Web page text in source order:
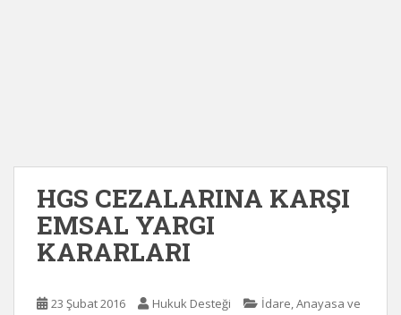
HGS CEZALARINA KARŞI
EMSAL YARGI
KARARLARI
23 Şubat 2016 Hukuk Desteği
İdare, Anayasa ve